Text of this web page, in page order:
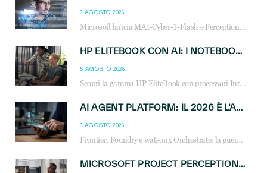
6 AGOSTO 2026
Microsoft lancia MAI-Cyber-1-Flash e Perception: cybersecurity agentica in preview dal 3 novembre. Cosa cambia per MSP, system integrator e reseller.
HP ELITEBOOK CON AI: I NOTEBOOK BUSINESS INTELLIGENTI CHE TRASFORMANO PRODUTTIVITÀ, SICUREZZA E LAVORO IBRIDO
5 AGOSTO 2026
Scopri la gamma HP EliteBook con processori Intel® Core™ Ultra e AMD Ryzen™ AI. Notebook business progettati per aumentare la produttività, migliorare la collaborazione e garantire sicurezza avanzata in ufficio e in mobilità.
AI AGENT PLATFORM: IL 2026 È L’ANNO DEL «SISTEMA OPERATIVO» PER GLI AGENTI AZIENDALI
3 AGOSTO 2026
Frontier, Foundry e watsonx Orchestrate: la guerra delle piattaforme AI agent ridisegna il mercato IT. Cosa cambia per reseller, MSP e system integrator.
MICROSOFT PROJECT PERCEPTION: COME GLI AGENTI AI CAMBIERANNO SOC, CYBERSECURITY E SERVIZI MSP